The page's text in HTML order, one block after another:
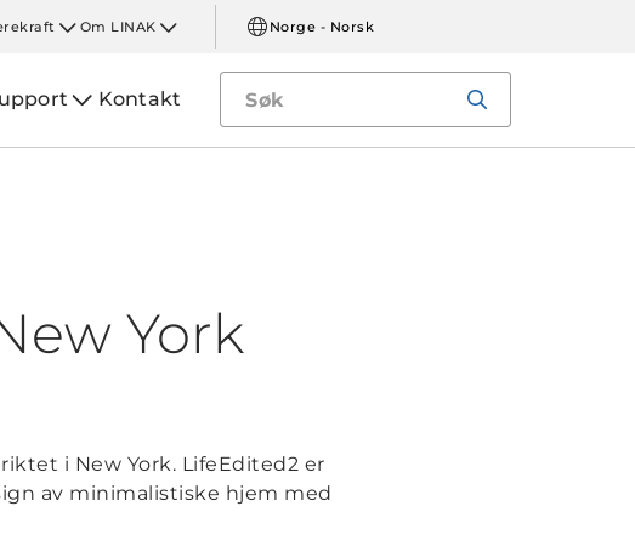
Om LINAK Norge - Norsk
Kontakt
York
i New York. LifeEdited2 er
av minimalistiske hjem med